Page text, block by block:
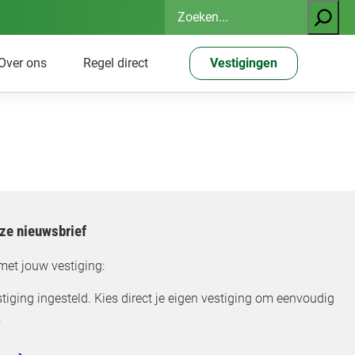
Zoeken
ons Regel direct Vestigingen
nieuwsbrief
jouw vestiging:
ingesteld. Kies direct je eigen vestiging om eenvoudig